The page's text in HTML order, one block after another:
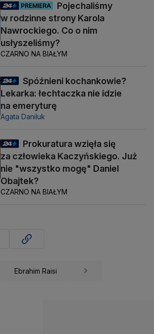
PREMIERA
Pojechaliśmy
w rodzinne strony Karola
Nawrockiego. Co o nim
usłyszeliśmy?
CZARNO NA BIAŁYM
Spóźnieni kochankowie?
Lekarka: łechtaczka nie idzie
na emeryturę
Agata Daniluk
Prokuratura wzięła się
za człowieka Kaczyńskiego. Już
nie "wszystko mogę" Daniel
Obajtek?
CZARNO NA BIAŁYM
Ebrahim Raisi